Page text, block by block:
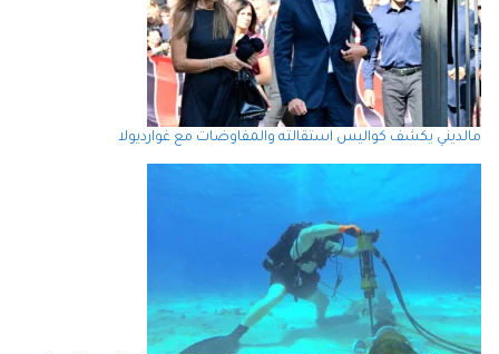
مالديني يكشف كواليس استقالته والمفاوضات مع غوارديولا